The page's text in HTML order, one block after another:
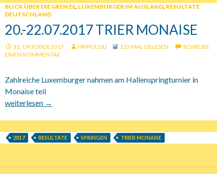
BLICK ÜBER DIE GRENZE, LUXEMBURGER IM AUSLAND, RESULTATE
DEUTSCHLAND
20.-22.07.2017 TRIER MONAISE
31. OKTOBER 2017 HIPPOLOU 133 MAL GELESEN
SCHREIBE
EINEN KOMMENTAR
Zahlreiche Luxemburger nahmen am Hallenspringturnier in
Monaise teil
20.-22.07.2017 Trier Monaise
weiterlesen →
2017 RESULTATE SPRINGEN TRIER MONAISE